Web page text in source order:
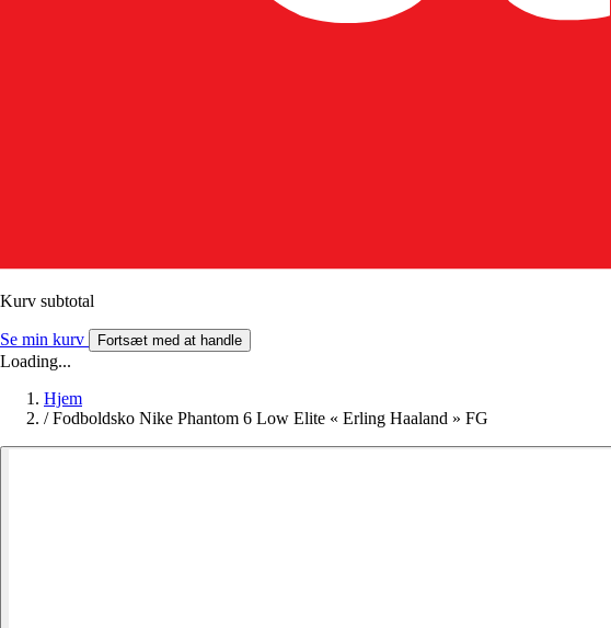
Kurv subtotal
Se min kurv Fortsæt med at handle
Loading...
Hjem
/ Fodboldsko Nike Phantom 6 Low Elite « Erling Haaland » FG